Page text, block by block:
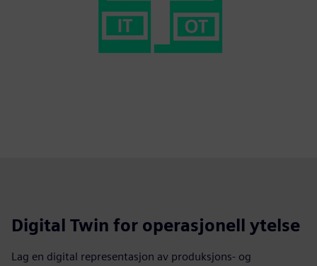
Digital Twin for operasjonell ytelse
Lag en digital representasjon av produksjons- og